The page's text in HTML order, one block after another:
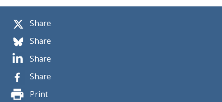
Share
Share
Share
Share
Print